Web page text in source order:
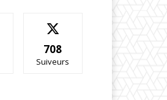
708
Suiveurs